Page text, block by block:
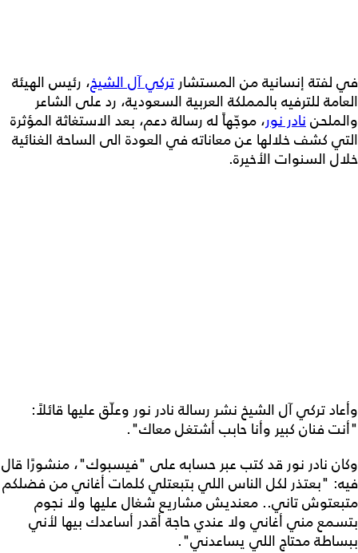
في لفتة إنسانية من المستشارتركي آل الشيخ، رئيس الهيئة
العامة للترفيه بالمملكة العربية السعودية، رد على الشاعر
والملحننادر نور، موجّهاً له رسالة دعم، بعد الاستغاثة المؤثرة
التي كشف خلالها عن معاناته في العودة الى الساحة الغنائية
خلال السنوات الأخيرة.
وأعاد تركي آل الشيخ نشر رسالة نادر نور وعلّق عليها قائلاً:
"أنت فنان كبير وأنا حابب أشتغل معاك".
وكان نادر نور قد كتب عبر حسابه على "فيسبوك"، منشورًا قال
فيه: "بعتذر لكل الناس اللي بتبعتلي كلمات أغاني من فضلكم
متبعتوش تاني.. معنديش مشاريع شغال عليها ولا نجوم
بتسمع مني أغاني ولا عندي حاجة أقدر أساعدك بيها لأني
ببساطة محتاج اللي يساعدني".